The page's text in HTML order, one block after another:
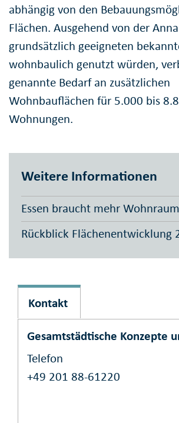
abhängig von den
Flächen. Ausgehend von der
grundsätzlich geeigneten
wohnbaulich genutzt würden,
genannte Bedarf an zusätzlichen
Wohnbauflächen für 5.000 bis
Wohnungen.
Weitere Informationen
Essen braucht mehr Wohnraum
Rückblick Flächenentwicklung
Kontakt
Gesamtstädtische Konzepte
Telefon
+49 201 88-61220